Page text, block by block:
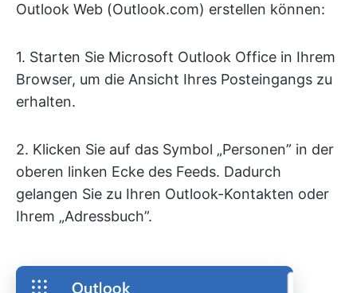
Outlook Web (Outlook.com) erstellen können:
1. Starten Sie Microsoft Outlook Office in Ihrem
Browser, um die Ansicht Ihres Posteingangs zu
erhalten.
2. Klicken Sie auf das Symbol „Personen” in der
oberen linken Ecke des Feeds. Dadurch
gelangen Sie zu Ihren Outlook-Kontakten oder
Ihrem „Adressbuch”.